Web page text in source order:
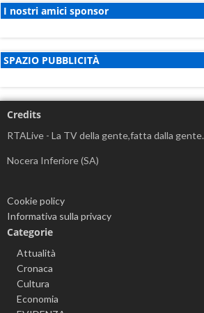
I nostri amici sponsor
SPAZIO PUBBLICITÀ
Credits
RTALive - La TV della gente,fatta dalla gente.
Nocera Inferiore (SA)
Cookie policy
Informativa sulla privacy
Categorie
Attualità
Cronaca
Cultura
Economia